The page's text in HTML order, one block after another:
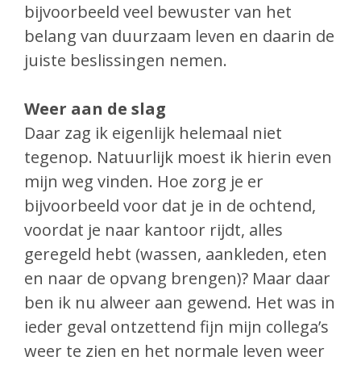
bijvoorbeeld veel bewuster van het
belang van duurzaam leven en daarin de
juiste beslissingen nemen.
Weer aan de slag
Daar zag ik eigenlijk helemaal niet
tegenop. Natuurlijk moest ik hierin even
mijn weg vinden. Hoe zorg je er
bijvoorbeeld voor dat je in de ochtend,
voordat je naar kantoor rijdt, alles
geregeld hebt (wassen, aankleden, eten
en naar de opvang brengen)? Maar daar
ben ik nu alweer aan gewend. Het was in
ieder geval ontzettend fijn mijn collega’s
weer te zien en het normale leven weer